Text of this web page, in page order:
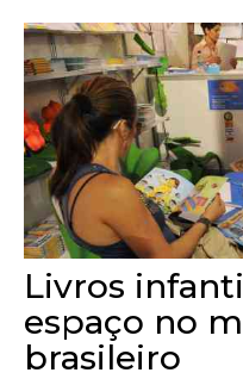
Livros
espaço no
brasileiro